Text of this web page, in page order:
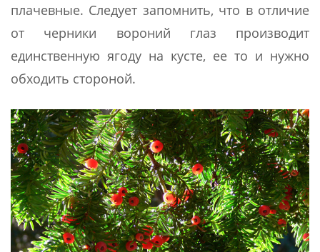
плачевные. Следует запомнить, что в отличие
от черники вороний глаз производит
единственную ягоду на кусте, ее то и нужно
обходить стороной.